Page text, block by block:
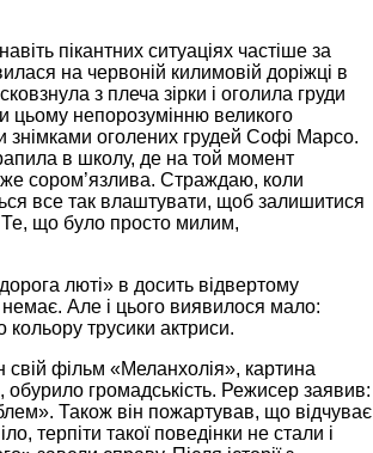
пікантних ситуаціях частіше за
на червоній килимовій доріжці в
з плеча зірки і оголила груди
цьому непорозумінню великого
знімками оголених грудей Софі Марсо.
в школу, де на той момент
сором’язлива. Страждаю, коли
все так влаштувати, щоб залишитися
Те, що було просто милим,
люті» в досить відвертому
немає. Але і цього виявилося мало:
трусики актриси.
фільм «Меланхолія», картина
громадськість. Режисер заявив:
Також він пожартував, що відчуває
терпіти такої поведінки не стали і